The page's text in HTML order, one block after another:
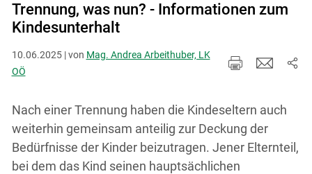
Trennung, was nun? - Informationen zum
Kindesunterhalt
10.06.2025 | von Mag. Andrea Arbeithuber, LK
OÖ
Nach einer Trennung haben die Kindeseltern auch
weiterhin gemeinsam anteilig zur Deckung der
Bedürfnisse der Kinder beizutragen. Jener Elternteil,
bei dem das Kind seinen hauptsächlichen